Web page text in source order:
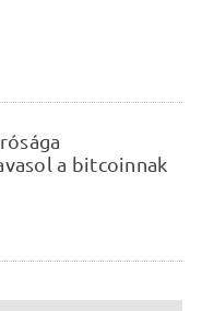
a bitcoinnak